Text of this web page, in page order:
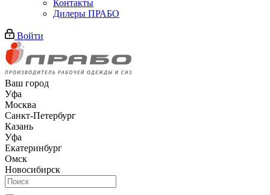
Контакты
Дилеры ПРАБО
Войти
Ваш город
Уфа
Москва
Санкт-Петербург
Казань
Уфа
Екатеринбург
Омск
Новосибирск